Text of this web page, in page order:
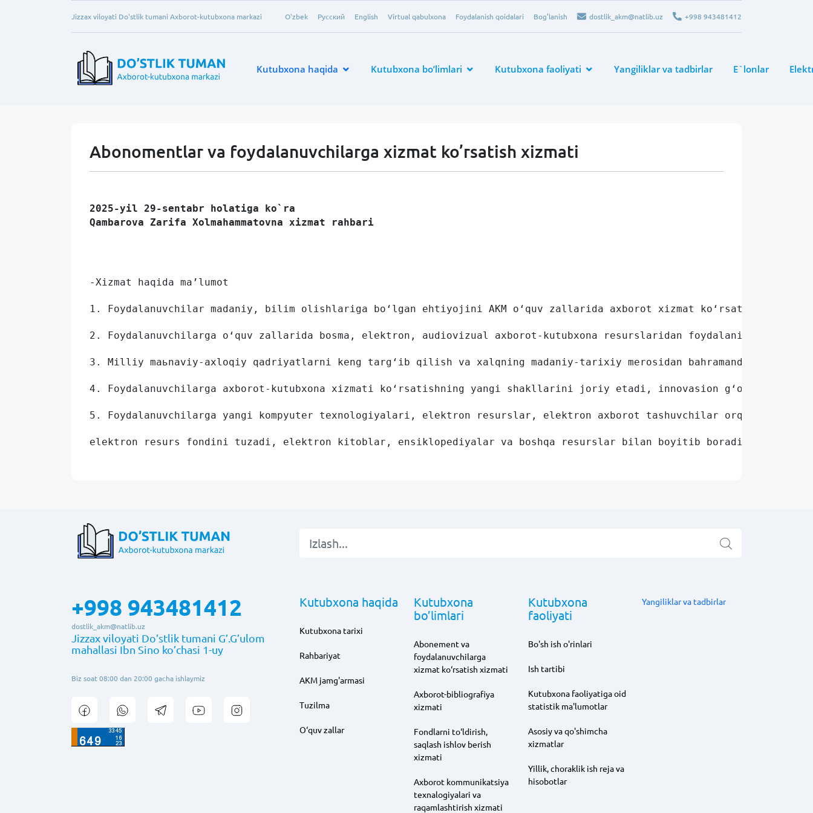
Jizzax viloyati Do'stlik tumani Axborot-kutubxona markazi O'zbek Русский English Virtual qabulxona Foydalanish qoidalari Bog’lanish dostlik_akm@natlib.uz +998 943481412
Kutubxona haqida Kutubxona bo’limlari Kutubxona faoliyati Yangiliklar va tadbirlar E`lonlar
Abonomentlar va foydalanuvchilarga xizmat ko’rsatish xizmati
2025-yil 29-sentabr holatiga ko`ra
Qambarova Zarifa Xolmahammatovna xizmat rahbari
-Xizmat haqida ma’lumot
1. Foydalanuvchilar madaniy, bilim olishlariga bo‘lgan ehtiyojini AKM o‘quv zallarida axborot xizmat ko‘rsatish
2. Foydalanuvchilarga o‘quv zallarida bosma, elektron, audiovizual axborot-kutubxona resurslaridan foydalanishni
3. Milliy maьnaviy-axloqiy qadriyatlarni keng targ‘ib qilish va xalqning madaniy-tarixiy merosidan bahramand bo‘lishni
4. Foydalanuvchilarga axborot-kutubxona xizmati ko‘rsatishning yangi shakllarini joriy etadi, innovasion g‘oyalar
5. Foydalanuvchilarga yangi kompyuter texnologiyalari, elektron resurslar, elektron axborot tashuvchilar orqali
elektron resurs fondini tuzadi, elektron kitoblar, ensiklopediyalar va boshqa resurslar bilan boyitib boradi
+998 943481412
dostlik_akm@natlib.uz
Jizzax viloyati Do’stlik tumani G’.G’ulom
mahallasi Ibn Sino ko’chasi 1-uy
Biz soat 08:00 dan 20:00 gacha ishlaymiz
Kutubxona haqida
Kutubxona tarixi
Rahbariyat
AKM jamg'armasi
Tuzilma
O‘quv zallar
Kutubxona
bo’limlari
Abonement va
foydalanuvchilarga
xizmat ko‘rsatish xizmati
Axborot-bibliografiya
xizmati
Fondlarni to‘ldirish,
saqlash ishlov berish
xizmati
Axborot kommunikatsiya
texnalogiyalari va
raqamlashtirish xizmati
Kutubxona
faoliyati
Bo'sh ish o'rinlari
Ish tartibi
Kutubxona faoliyatiga oid
statistik ma'lumotlar
Asosiy va qo'shimcha
xizmatlar
Yillik, choraklik ish reja va
hisobotlar
Yangiliklar va tadbirlar